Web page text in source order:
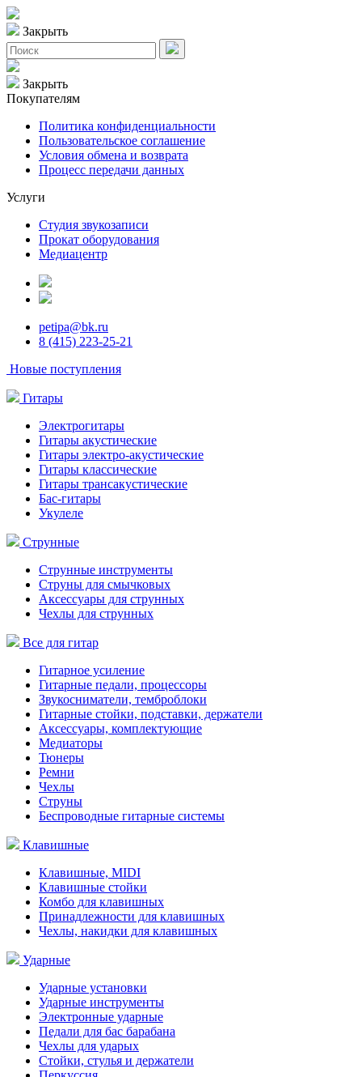
Закрыть
Закрыть
Покупателям
Политика конфиденциальности
Пользовательское соглашение
Условия обмена и возврата
Процесс передачи данных
Услуги
Студия звукозаписи
Прокат оборудования
Медиацентр
petipa@bk.ru
8 (415) 223-25-21
Новые поступления
Гитары
Электрогитары
Гитары акустические
Гитары электро-акустические
Гитары классические
Гитары трансакустические
Бас-гитары
Укулеле
Струнные
Струнные инструменты
Струны для смычковых
Аксессуары для струнных
Чехлы для струнных
Все для гитар
Гитарное усиление
Гитарные педали, процессоры
Звукосниматели, темброблоки
Гитарные стойки, подставки, держатели
Аксессуары, комплектующие
Медиаторы
Тюнеры
Ремни
Чехлы
Струны
Беспроводные гитарные системы
Клавишные
Клавишные, MIDI
Клавишные стойки
Комбо для клавишных
Принадлежности для клавишных
Чехлы, накидки для клавишных
Ударные
Ударные установки
Ударные инструменты
Электронные ударные
Педали для бас барабана
Чехлы для ударых
Стойки, стулья и держатели